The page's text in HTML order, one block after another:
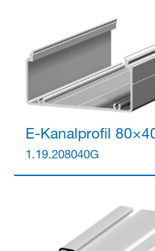
E-Kanalprofil
1.19.208040G